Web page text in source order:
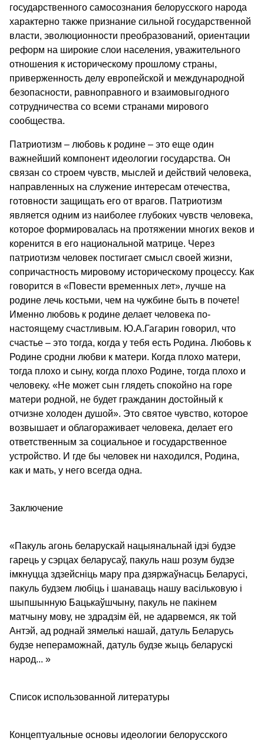
государственного самосознания белорусского народа
характерно также признание сильной государственной
власти, эволюционности преобразований, ориентации
реформ на широкие слои населения, уважительного
отношения к историческому прошлому страны,
приверженность делу европейской и международной
безопасности, равноправного и взаимовыгодного
сотрудничества со всеми странами мирового
сообщества.
Патриотизм – любовь к родине – это еще один
важнейший компонент идеологии государства. Он
связан со строем чувств, мыслей и действий человека,
направленных на служение интересам отечества,
готовности защищать его от врагов. Патриотизм
является одним из наиболее глубоких чувств человека,
которое формировалась на протяжении многих веков и
коренится в его национальной матрице. Через
патриотизм человек постигает смысл своей жизни,
сопричастность мировому историческому процессу. Как
говорится в «Повести временных лет», лучше на
родине лечь костьми, чем на чужбине быть в почете!
Именно любовь к родине делает человека по-
настоящему счастливым. Ю.А.Гагарин говорил, что
счастье – это тогда, когда у тебя есть Родина. Любовь к
Родине сродни любви к матери. Когда плохо матери,
тогда плохо и сыну, когда плохо Родине, тогда плохо и
человеку. «Не может сын глядеть спокойно на горе
матери родной, не будет гражданин достойный к
отчизне холоден душой». Это святое чувство, которое
возвышает и облагораживает человека, делает его
ответственным за социальное и государственное
устройство. И где бы человек ни находился, Родина,
как и мать, у него всегда одна.
Заключение
«Пакуль агонь беларускай нацыянальнай ідэі будзе
гарець у сэрцах беларусаў, пакуль наш розум будзе
імкнуцца здзейсніць мару пра дзяржаўнасць Беларусі,
пакуль будзем любіць і шанаваць нашу васільковую і
шыпшынную Бацькаўшчыну, пакуль не пакінем
матчыну мову, не здрадзім ёй, не адарвемся, як той
Антэй, ад роднай зямелькі нашай, датуль Беларусь
будзе непераможнай, датуль будзе жыць беларускі
народ... »
Список использованной литературы
Концептуальные основы идеологии белорусского